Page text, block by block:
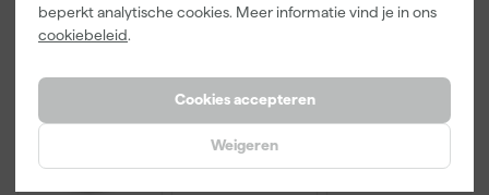
beperkt analytische cookies. Meer informatie vind je in ons
cookiebeleid.
Cookies accepteren
Weigeren